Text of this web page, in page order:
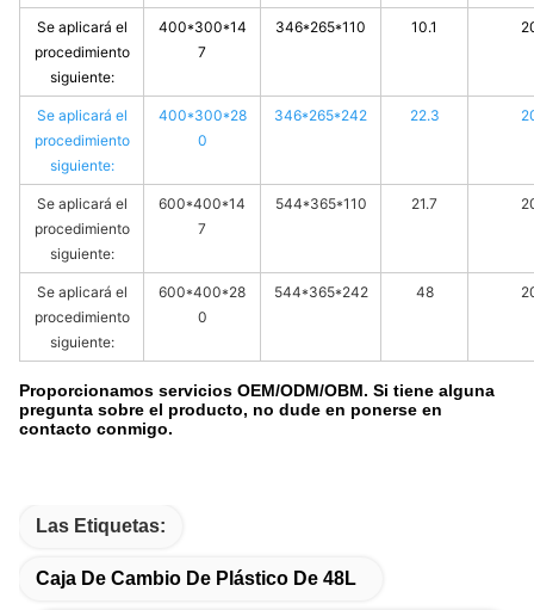
Se aplicará el
procedimiento
siguiente:
400*300*14
7
346*265*110 10.1
Se aplicará el
procedimiento
siguiente:
400*300*28
0
346*265*242 22.3
Se aplicará el
procedimiento
siguiente:
600*400*14
7
544*365*110 21.7
Se aplicará el
procedimiento
siguiente:
600*400*28
0
544*365*242 48
Proporcionamos servicios OEM/ODM/OBM. Si tiene alguna
pregunta sobre el producto, no dude en ponerse en
contacto conmigo.
Las Etiquetas:
Caja De Cambio De Plástico De 48L